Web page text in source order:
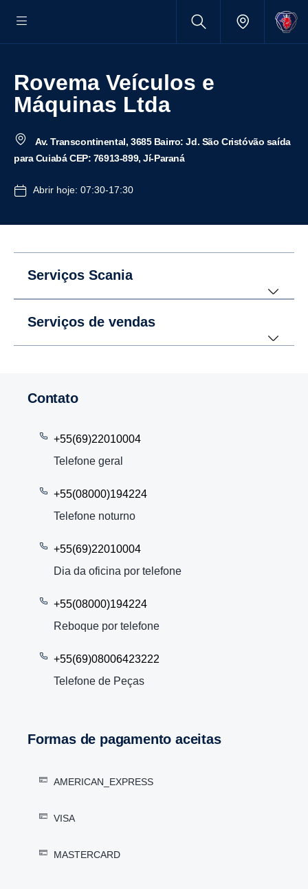
Rovema Veículos e
Máquinas Ltda
Av. Transcontinental, 3685 Bairro: Jd. São Cristóvão saída
para Cuiabá CEP: 76913-899, Jí-Paraná
Abrir hoje: 07:30-17:30
Serviços Scania
Serviços de vendas
Contato
+55(69)22010004
Telefone geral
+55(08000)194224
Telefone noturno
+55(69)22010004
Dia da oficina por telefone
+55(08000)194224
Reboque por telefone
+55(69)08006423222
Telefone de Peças
Formas de pagamento aceitas
AMERICAN_EXPRESS
VISA
MASTERCARD